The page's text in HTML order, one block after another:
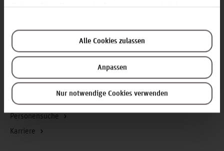
Alle Cookies zulassen
Anpassen
Nur notwendige Cookies verwenden
Infos zur Hochschule
Kontakt und Anreise
Startseite Hochschule Hannover
Presse
Personensuche
Karriere